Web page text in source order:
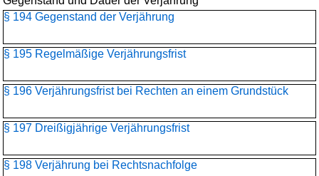
§ 194 Gegenstand der Verjährung
§ 195 Regelmäßige Verjährungsfrist
§ 196 Verjährungsfrist bei Rechten an einem Grundstück
§ 197 Dreißigjährige Verjährungsfrist
§ 198 Verjährung bei Rechtsnachfolge